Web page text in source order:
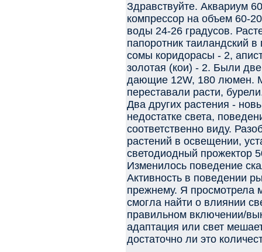
Здравствуйте. Аквариум
компрессор на объем 60-
воды 24-26 градусов.
папоротник таиландский в
сомы коридорасы - 2,
золотая (кои) - 2. Были
дающие 12W, 180 люмен.
переставали расти,
Два других растения -
недостатке света,
соответственно виду.
растений в освещении,
светодиодный прожектор
Изменилось поведение
Активность в поведении
прежнему. Я просмотрела
смогла найти о влиянии
правильном включении/
адаптация или свет
достаточно ли это